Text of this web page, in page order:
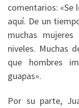
comentarios: «Se
aquí. De un
muchas
niveles. Muchas
que hombres
guapas».
Por su parte,